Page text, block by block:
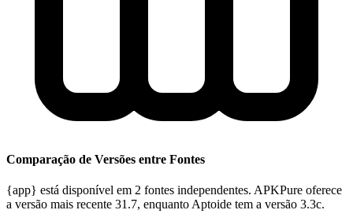
Comparação de Versões entre Fontes
{app} está disponível em 2 fontes independentes. APKPure oferece
a versão mais recente 31.7, enquanto Aptoide tem a versão 3.3c.